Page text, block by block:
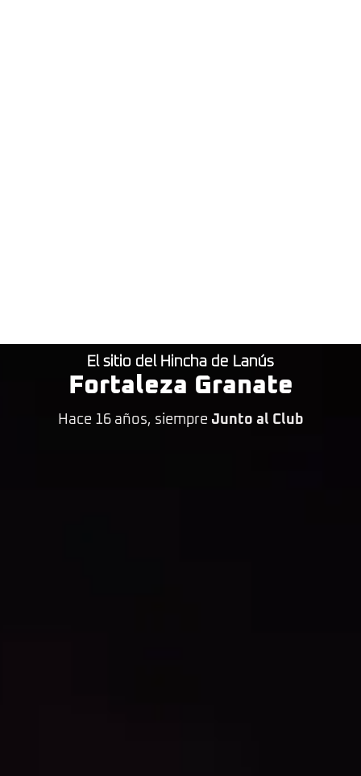
El sitio del Hincha de Lanús
Fortaleza Granate
Hace 16 años, siempre Junto al Club